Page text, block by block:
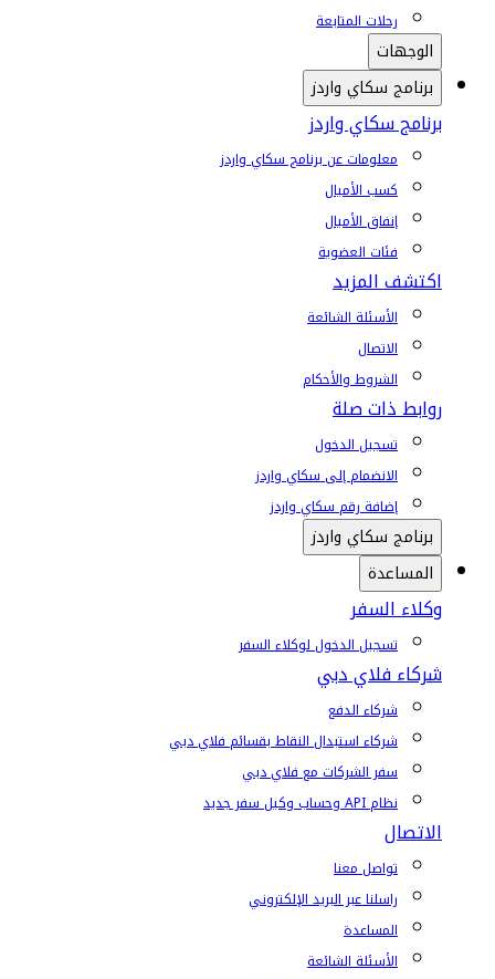
رحلات المتابعة
الوجهات
برنامج سكاي واردز
برنامج سكاي واردز
معلومات عن برنامج سكاي واردز
كسب الأميال
إنفاق الأميال
فئات العضوية
اكتشف المزيد
الأسئلة الشائعة
الاتصال
الشروط والأحكام
روابط ذات صلة
تسجيل الدخول
الانضمام إلى سكاي واردز
إضافة رقم سكاي واردز
برنامج سكاي واردز
المساعدة
وكلاء السفر
تسجيل الدخول لوكلاء السفر
شركاء فلاي دبي
شركاء الدفع
شركاء استبدال النقاط بقسائم فلاي دبي
سفر الشركات مع فلاي دبي
نظام API وحساب وكيل سفر جديد
الاتصال
تواصل معنا
راسلنا عبر البريد الإلكتروني
المساعدة
الأسئلة الشائعة